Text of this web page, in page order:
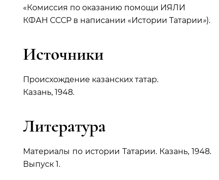
«Комиссия по оказанию помощи ИЯЛИ
КФАН СССР в написании «Истории Татарии»).
Источники
Происхождение казанских татар.
Казань, 1948.
Литература
Материалы по истории Татарии. Казань, 1948.
Выпуск 1.